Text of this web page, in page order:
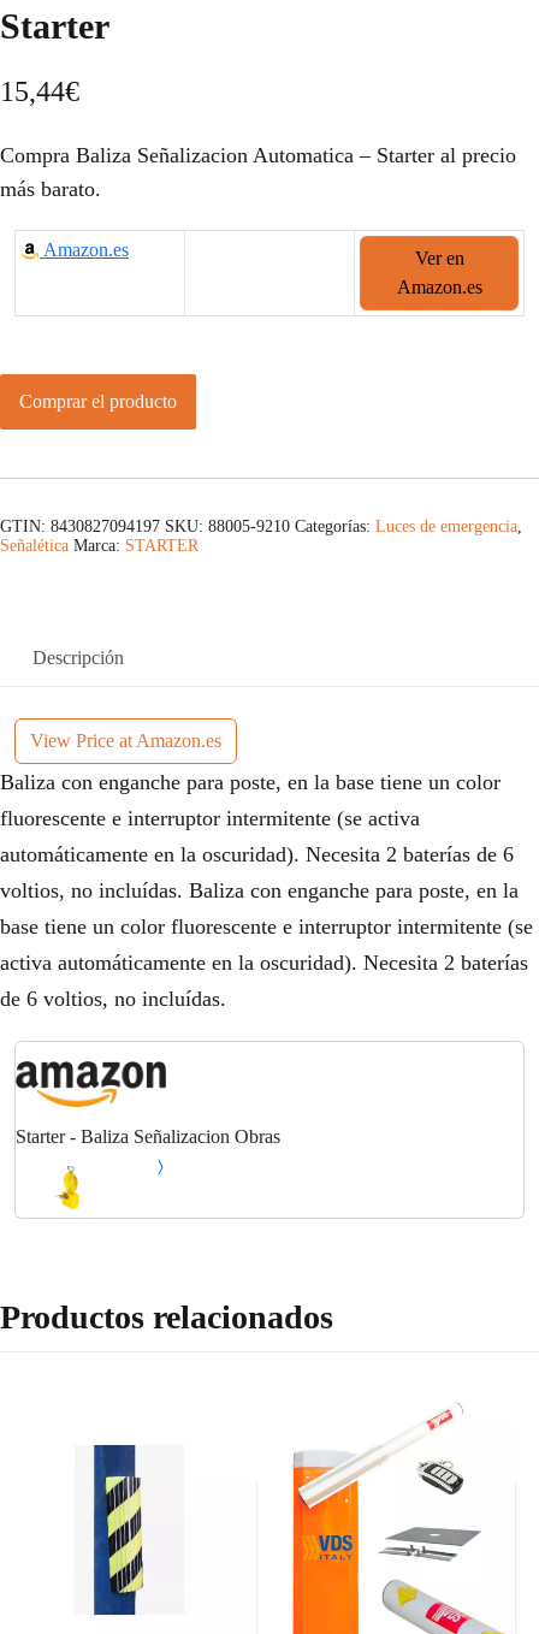
Starter
15,44€
Compra Baliza Señalizacion Automatica – Starter al precio
más barato.
Amazon.es
Ver en
Amazon.es
Comprar el producto
GTIN: 8430827094197 SKU: 88005-9210 Categorías: Luces de emergencia,
Señalética Marca: STARTER
Descripción
View Price at Amazon.es
Baliza con enganche para poste, en la base tiene un color
fluorescente e interruptor intermitente (se activa
automáticamente en la oscuridad). Necesita 2 baterías de 6
voltios, no incluídas. Baliza con enganche para poste, en la
base tiene un color fluorescente e interruptor intermitente (se
activa automáticamente en la oscuridad). Necesita 2 baterías
de 6 voltios, no incluídas.
Starter - Baliza Señalizacion Obras
Productos relacionados